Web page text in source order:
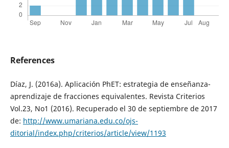
References
Díaz, J. (2016a). Aplicación PhET: estrategia de enseñanza-
aprendizaje de fracciones equivalentes. Revista Criterios
Vol.23, No1 (2016). Recuperado el 30 de septiembre de 2017
de: http://www.umariana.edu.co/ojs-
ditorial/index.php/criterios/article/view/1193